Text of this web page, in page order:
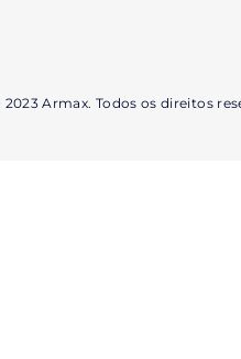
Armax. Todos os direitos